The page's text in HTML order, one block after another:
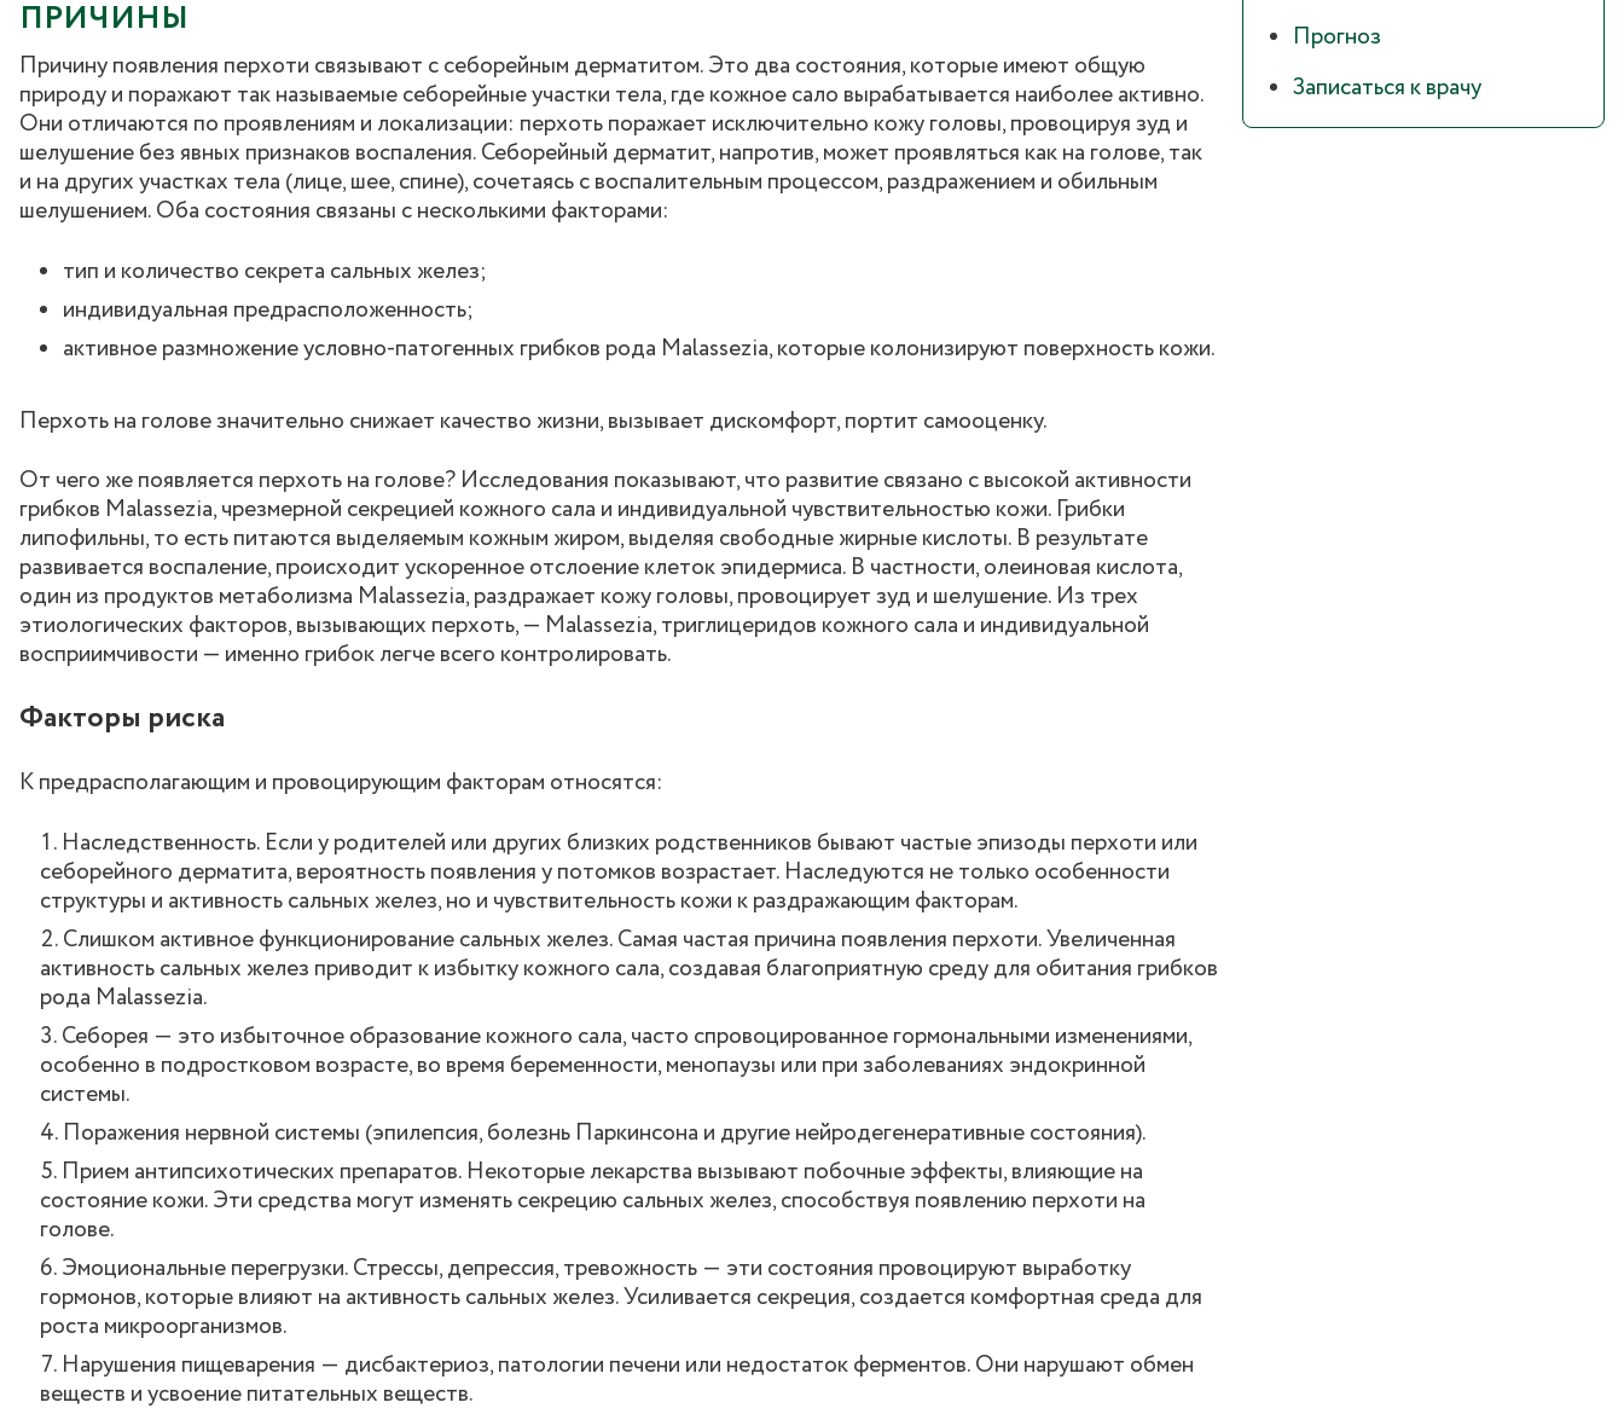
ПРИЧИНЫ
Причину появления перхоти связывают с себорейным дерматитом. Это два состояния, которые имеют общую
природу и поражают так называемые себорейные участки тела, где кожное сало вырабатывается наиболее активно.
Они отличаются по проявлениям и локализации: перхоть поражает исключительно кожу головы, провоцируя зуд и
шелушение без явных признаков воспаления. Себорейный дерматит, напротив, может проявляться как на голове, так
и на других участках тела (лице, шее, спине), сочетаясь с воспалительным процессом, раздражением и обильным
шелушением. Оба состояния связаны с несколькими факторами:
тип и количество секрета сальных желез;
индивидуальная предрасположенность;
активное размножение условно-патогенных грибков рода Malassezia, которые колонизируют поверхность кожи.
Перхоть на голове значительно снижает качество жизни, вызывает дискомфорт, портит самооценку.
От чего же появляется перхоть на голове? Исследования показывают, что развитие связано с высокой активности
грибков Malassezia, чрезмерной секрецией кожного сала и индивидуальной чувствительностью кожи. Грибки
липофильны, то есть питаются выделяемым кожным жиром, выделяя свободные жирные кислоты. В результате
развивается воспаление, происходит ускоренное отслоение клеток эпидермиса. В частности, олеиновая кислота,
один из продуктов метаболизма Malassezia, раздражает кожу головы, провоцирует зуд и шелушение. Из трех
этиологических факторов, вызывающих перхоть, — Malassezia, триглицеридов кожного сала и индивидуальной
восприимчивости — именно грибок легче всего контролировать.
Факторы риска
К предрасполагающим и провоцирующим факторам относятся:
Наследственность. Если у родителей или других близких родственников бывают частые эпизоды перхоти или
себорейного дерматита, вероятность появления у потомков возрастает. Наследуются не только особенности
структуры и активность сальных желез, но и чувствительность кожи к раздражающим факторам.
Слишком активное функционирование сальных желез. Самая частая причина появления перхоти. Увеличенная
активность сальных желез приводит к избытку кожного сала, создавая благоприятную среду для обитания грибков
рода Malassezia.
Себорея ― это избыточное образование кожного сала, часто спровоцированное гормональными изменениями,
особенно в подростковом возрасте, во время беременности, менопаузы или при заболеваниях эндокринной
системы.
Поражения нервной системы (эпилепсия, болезнь Паркинсона и другие нейродегенеративные состояния).
Прием антипсихотических препаратов. Некоторые лекарства вызывают побочные эффекты, влияющие на
состояние кожи. Эти средства могут изменять секрецию сальных желез, способствуя появлению перхоти на
голове.
Эмоциональные перегрузки. Стрессы, депрессия, тревожность ― эти состояния провоцируют выработку
гормонов, которые влияют на активность сальных желез. Усиливается секреция, создается комфортная среда для
роста микроорганизмов.
Нарушения пищеварения ― дисбактериоз, патологии печени или недостаток ферментов. Они нарушают обмен
веществ и усвоение питательных веществ.
Прогноз
Записаться к врачу